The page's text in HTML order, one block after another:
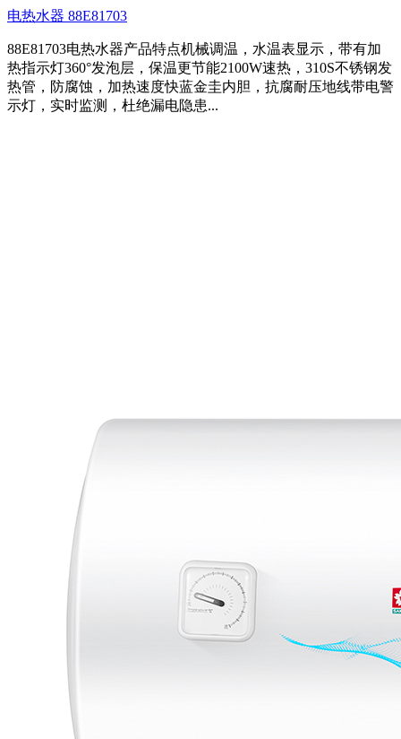
电热水器 88E81703
88E81703电热水器产品特点机械调温，水温表显示，带有加
热指示灯360°发泡层，保温更节能2100W速热，310S不锈钢发
热管，防腐蚀，加热速度快蓝金圭内胆，抗腐耐压地线带电警
示灯，实时监测，杜绝漏电隐患...